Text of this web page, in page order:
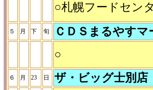
○札幌フードセン
５ 月 下 旬
ＣＤＳまるやすマ
○
６ 月 23 日
ザ・ビッグ士別店